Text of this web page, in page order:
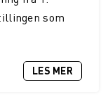
som
LES MER